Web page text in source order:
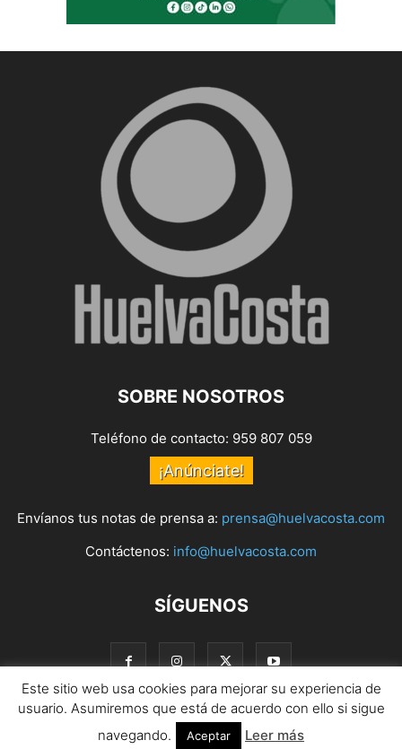
SOBRE NOSOTROS
Teléfono de contacto: 959 807 059
¡Anúnciate!
Envíanos tus notas de prensa a: prensa@huelvacosta.com
Contáctenos: info@huelvacosta.com
SÍGUENOS
© HuelvaCosta
Este sitio web usa cookies para mejorar su experiencia de
usuario. Asumiremos que está de acuerdo con ello si sigue
navegando.
Aceptar Leer más